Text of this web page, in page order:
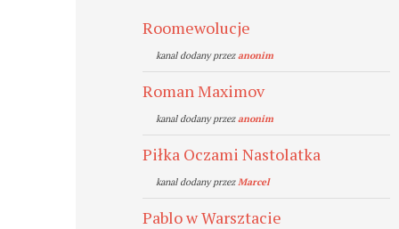
Roomewolucje
kanal dodany przezanonim
Roman Maximov
kanal dodany przezanonim
Piłka Oczami Nastolatka
kanal dodany przezMarcel
Pablo w Warsztacie